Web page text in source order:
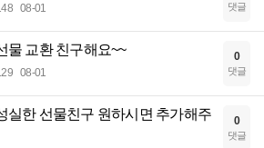
08-01 댓글
물 교환 친구해요~~
08-01
0
댓글
실한 선물친구 원하시면 추가해주
0
댓글